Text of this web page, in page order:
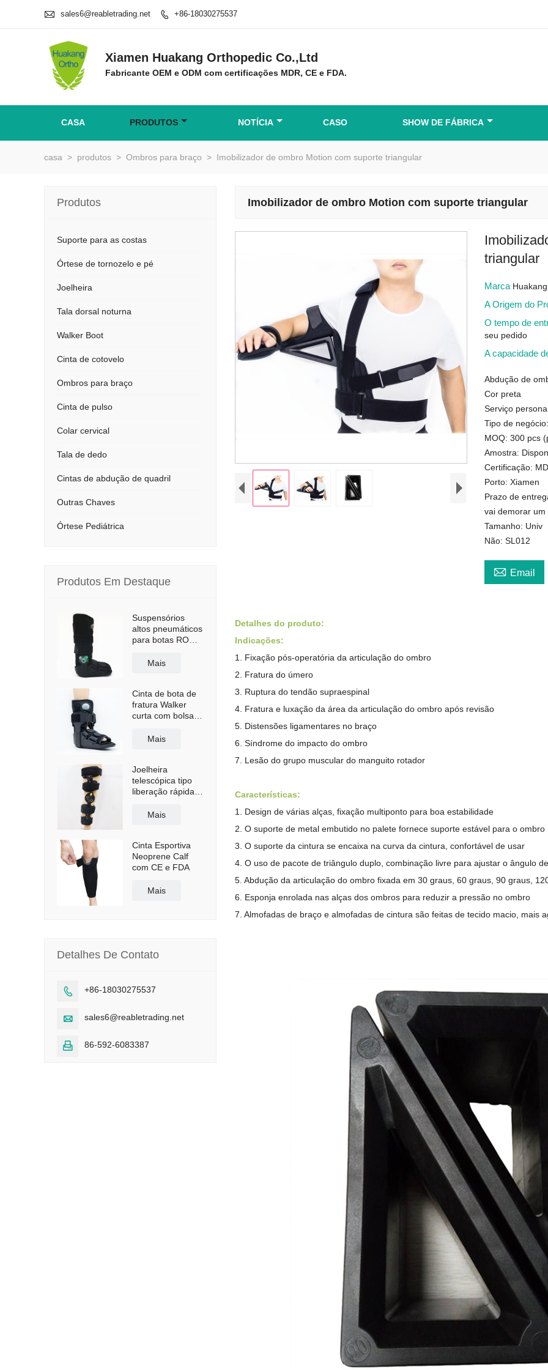
 sales6@reabletrading.net  +86-18030275537
Xiamen Huakang Orthopedic Co.,Ltd
Fabricante OEM e ODM com certificações MDR, CE e FDA.
CASA PRODUTOS NOTÍCIA CASO SHOW DE FÁBRICA
casa > produtos > Ombros para braço > Imobilizador de ombro Motion com suporte triangular
Imobilizador de ombro Motion com suporte triangular
triangular
Marca
A Origem do
O tempo de
seu pedido
A capacidade
Abdução de
Cor preta
Serviço
Tipo de
MOQ: 300 pcs
Amostra:
Certificação:
Porto: Xiamen
Prazo de
vai demorar
Tamanho: Univ
Não: SL012
 Email
Detalhes do produto:
Indicações:
1. Fixação pós-operatória da articulação do ombro
2. Fratura do úmero
3. Ruptura do tendão supraespinal
4. Fratura e luxação da área da articulação do ombro após revisão
5. Distensões ligamentares no braço
6. Síndrome do impacto do ombro
7. Lesão do grupo muscular do manguito rotador
Características:
1. Design de várias alças, fixação multiponto para boa estabilidade
2. O suporte de metal embutido no palete fornece suporte estável para o ombro
3. O suporte da cintura se encaixa na curva da cintura, confortável de usar
4. O uso de pacote de triângulo duplo, combinação livre para ajustar o ângulo
5. Abdução da articulação do ombro fixada em 30 graus, 60 graus, 90 graus,
6. Esponja enrolada nas alças dos ombros para reduzir a pressão no ombro
7. Almofadas de braço e almofadas de cintura são feitas de tecido macio, mais
Produtos
Suporte para as costas
Órtese de tornozelo e pé
Joelheira
Tala dorsal noturna
Walker Boot
Cinta de cotovelo
Ombros para braço
Cinta de pulso
Colar cervical
Tala de dedo
Cintas de abdução de quadril
Outras Chaves
Órtese Pediátrica
Produtos Em Destaque
Suspensórios
altos pneumáticos
para botas ROM
antiderrapante
Mais
Cinta de bota de
fratura Walker
curta com bolsa
Mais
Joelheira
telescópica tipo
liberação rápida
ombroMais
Cinta Esportiva
Neoprene Calf
com CE e FDA
Mais
Detalhes De Contato
 +86-18030275537
 sales6@reabletrading.net
 86-592-6083387